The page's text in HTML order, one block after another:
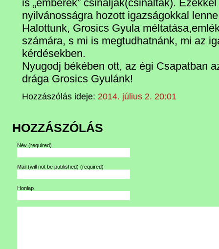
is „emberek” csinálják(csinálták).
nyilvánosságra hozott igazságokkal
Halottunk, Grosics Gyula
számára, s mi is megtudhatnánk, mi az
kérdésekben.
Nyugodj békében ott, az égi Csapatban
drága Grosics Gyulánk!
Hozzászólás ideje: 2014. július 2. 20:01
HOZZÁSZÓLÁS
Név (required)
Mail (will not be published) (required)
Honlap